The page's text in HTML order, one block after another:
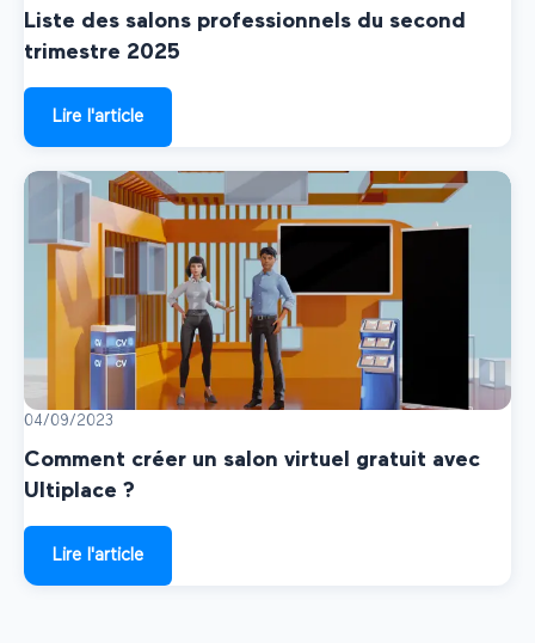
Liste des salons professionnels du second
trimestre 2025
Lire l'article
04/09/2023
Comment créer un salon virtuel gratuit avec
Ultiplace ?
Lire l'article